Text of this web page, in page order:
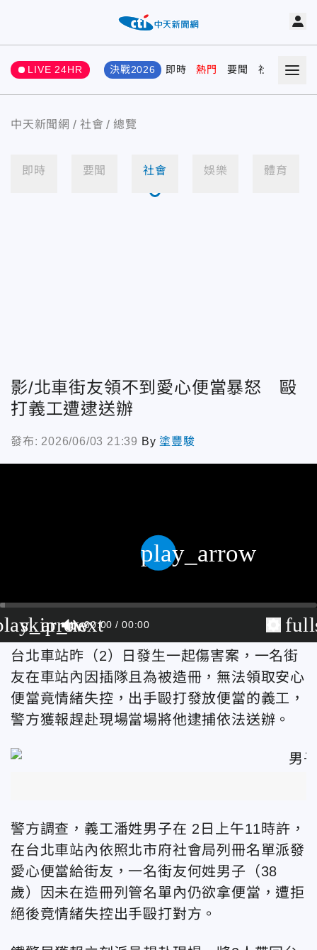
LIVE 24HR 決戰2026 即時 熱門 要聞 社會 娛樂
中天新聞網 社會 總覽
即時 要聞 社會 娛樂 體育
影/北車街友領不到愛心便當暴怒 毆
打義工遭逮送辦
發布: 2026/06/03 21:39 By 塗豐駿
skip_next
00:00 00:00
play_arrow
台北車站昨（2）日發生一起傷害案，一名街
友在車站內因插隊且為被造冊，無法領取安心
便當竟情緒失控，出手毆打發放便當的義工，
警方獲報趕赴現場當場將他逮捕依法送辦。
警方調查，義工潘姓男子在 2日上午11時許，
在台北車站內依照北市府社會局列冊名單派發
愛心便當給街友，一名街友何姓男子（38
歲）因未在造冊列管名單內仍欲拿便當，遭拒
絕後竟情緒失控出手毆打對方。